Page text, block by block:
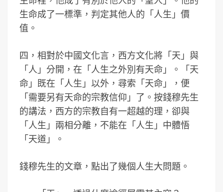
生命成了一標準，判定其他人的「人生」價
值。
四，相對於中國文化言，西方文化將「天」與
「人」分開，在「人生之外別有天命」。「天
命」既在「人生」以外，尋索「天命」，便
「需要另有天命的宗教信仰」了。按錢穆先生
的講法，西方的宗教自有一超越的理，卻與
「人生」兩相分離，不能在「人生」中體悟
「天道」。
錢穆先生的文章，點出了幾個人生大問題。